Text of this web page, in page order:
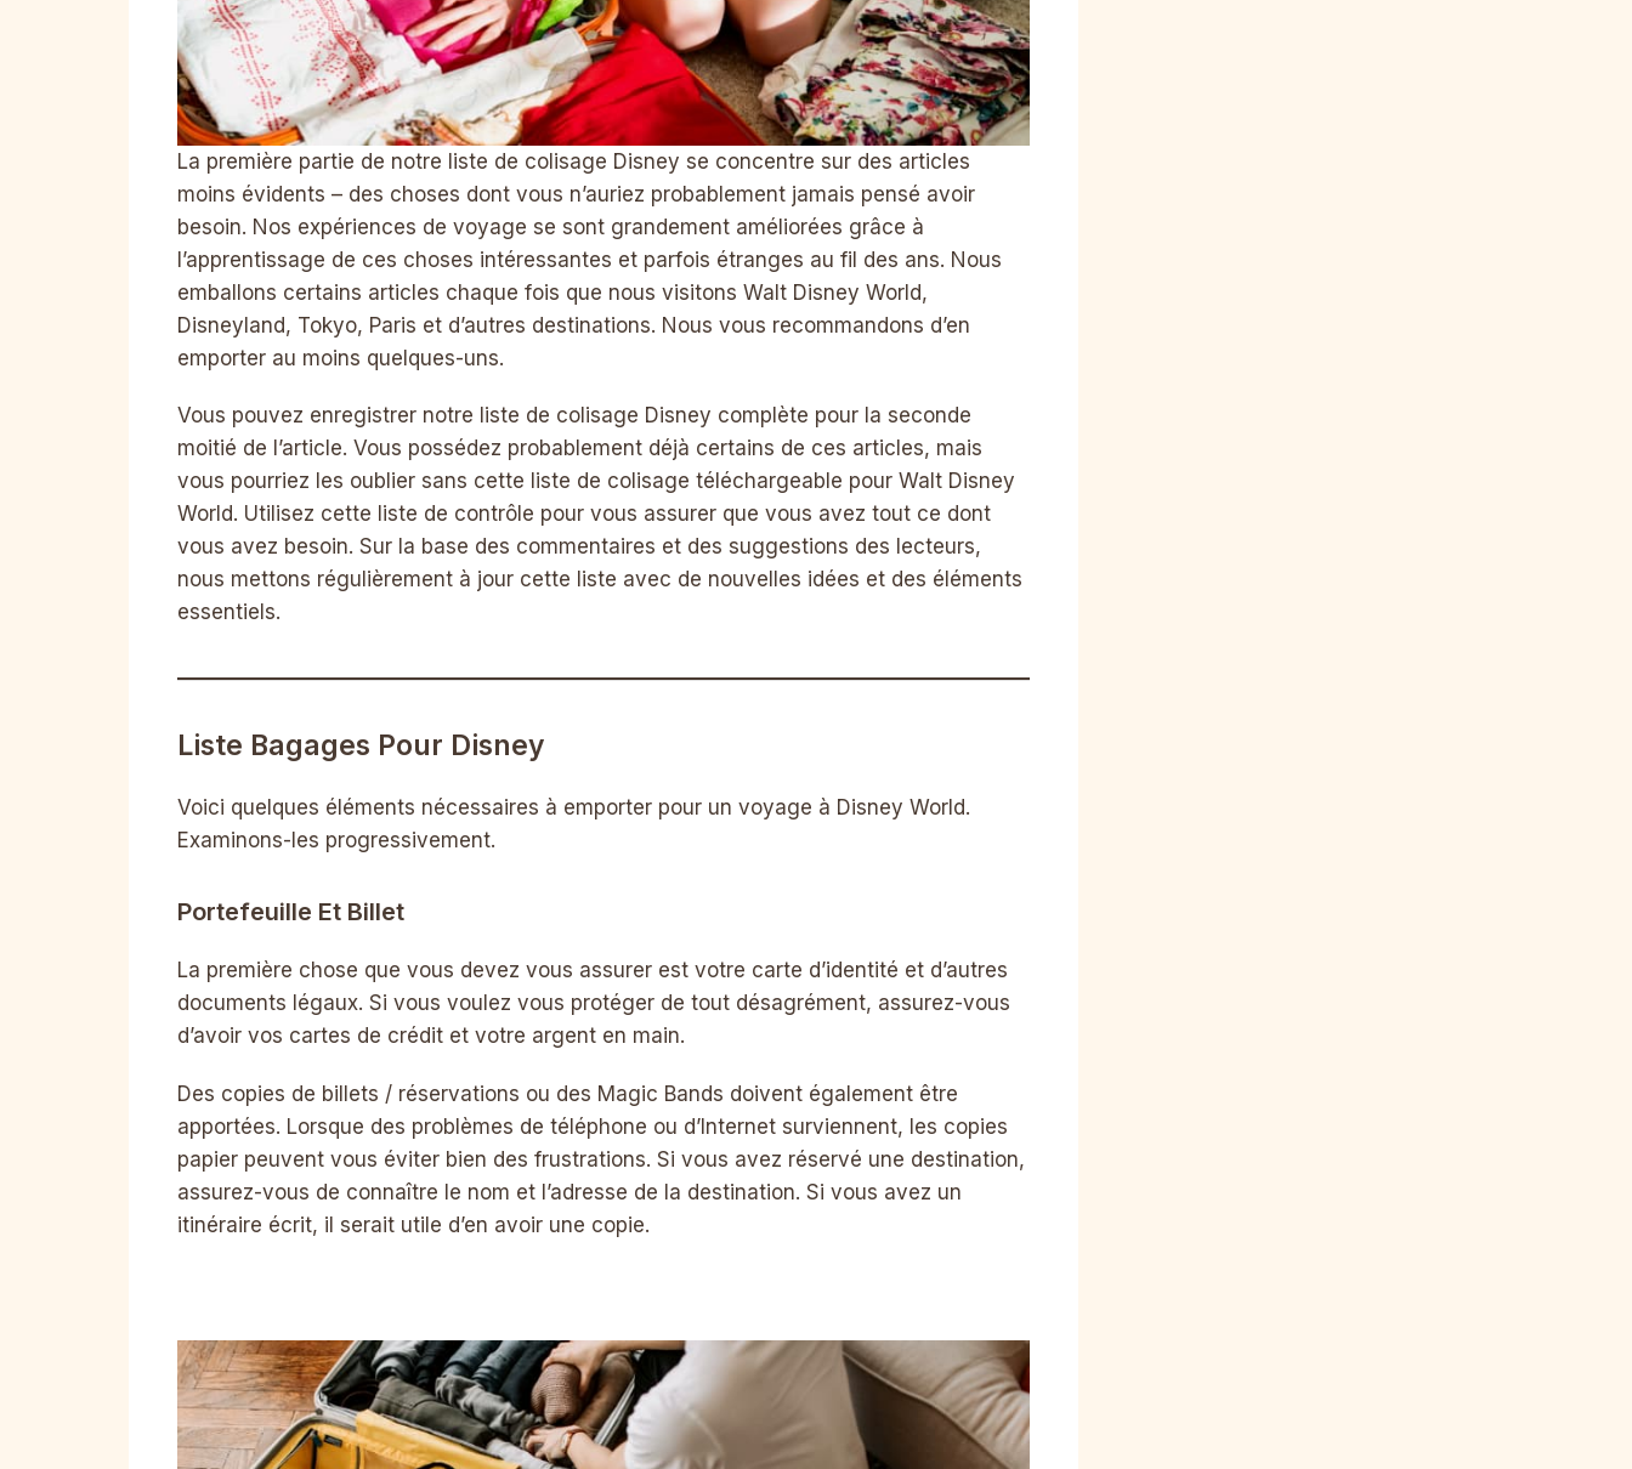
La première partie de notre liste de colisage Disney se concentre sur des articles
moins évidents – des choses dont vous n’auriez probablement jamais pensé avoir
besoin. Nos expériences de voyage se sont grandement améliorées grâce à
l’apprentissage de ces choses intéressantes et parfois étranges au fil des ans. Nous
emballons certains articles chaque fois que nous visitons Walt Disney World,
Disneyland, Tokyo, Paris et d’autres destinations. Nous vous recommandons d’en
emporter au moins quelques-uns.
Vous pouvez enregistrer notre liste de colisage Disney complète pour la seconde
moitié de l’article. Vous possédez probablement déjà certains de ces articles, mais
vous pourriez les oublier sans cette liste de colisage téléchargeable pour Walt Disney
World. Utilisez cette liste de contrôle pour vous assurer que vous avez tout ce dont
vous avez besoin. Sur la base des commentaires et des suggestions des lecteurs,
nous mettons régulièrement à jour cette liste avec de nouvelles idées et des éléments
essentiels.
Liste Bagages Pour Disney
Voici quelques éléments nécessaires à emporter pour un voyage à Disney World.
Examinons-les progressivement.
Portefeuille Et Billet
La première chose que vous devez vous assurer est votre carte d’identité et d’autres
documents légaux. Si vous voulez vous protéger de tout désagrément, assurez-vous
d’avoir vos cartes de crédit et votre argent en main.
Des copies de billets / réservations ou des Magic Bands doivent également être
apportées. Lorsque des problèmes de téléphone ou d’Internet surviennent, les copies
papier peuvent vous éviter bien des frustrations. Si vous avez réservé une destination,
assurez-vous de connaître le nom et l’adresse de la destination. Si vous avez un
itinéraire écrit, il serait utile d’en avoir une copie.